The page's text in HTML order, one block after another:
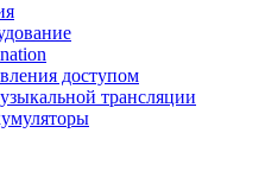
доступом
трансляции